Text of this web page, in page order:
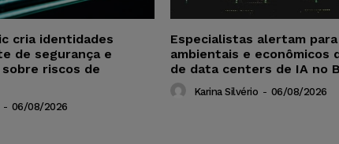
cria identidades
de segurança e
riscos de
- 06/08/2026
Especialistas alertam
ambientais e econômicos
de data centers de IA no
Karina Silvério - 06/08/2026